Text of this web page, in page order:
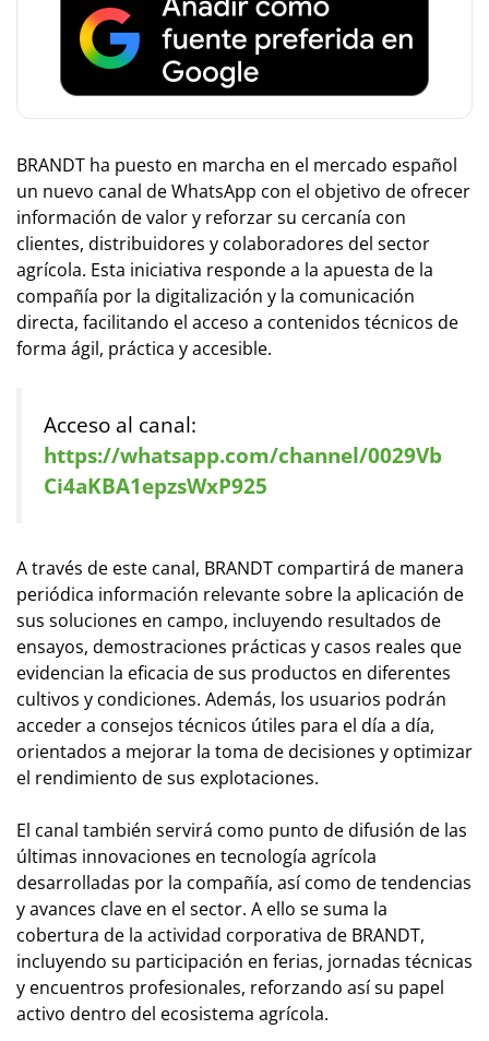
BRANDT ha puesto en marcha en el mercado español
un nuevo canal de WhatsApp con el objetivo de ofrecer
información de valor y reforzar su cercanía con
clientes, distribuidores y colaboradores del sector
agrícola. Esta iniciativa responde a la apuesta de la
compañía por la digitalización y la comunicación
directa, facilitando el acceso a contenidos técnicos de
forma ágil, práctica y accesible.
Acceso al canal:
https://whatsapp.com/channel/0029Vb
Ci4aKBA1epzsWxP925
A través de este canal, BRANDT compartirá de manera
periódica información relevante sobre la aplicación de
sus soluciones en campo, incluyendo resultados de
ensayos, demostraciones prácticas y casos reales que
evidencian la eficacia de sus productos en diferentes
cultivos y condiciones. Además, los usuarios podrán
acceder a consejos técnicos útiles para el día a día,
orientados a mejorar la toma de decisiones y optimizar
el rendimiento de sus explotaciones.
El canal también servirá como punto de difusión de las
últimas innovaciones en tecnología agrícola
desarrolladas por la compañía, así como de tendencias
y avances clave en el sector. A ello se suma la
cobertura de la actividad corporativa de BRANDT,
incluyendo su participación en ferias, jornadas técnicas
y encuentros profesionales, reforzando así su papel
activo dentro del ecosistema agrícola.